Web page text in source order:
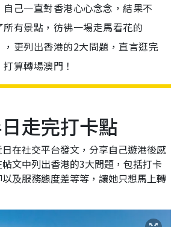
己一直對香港心心念念，結果不
所有景點，彷彿一場走馬看花的
，更列出香港的2大問題，直言逛完
算轉場澳門！
走完打卡點
在社交平台發文，分享自己遊港後感
文中列出香港的3大問題，包括打卡
及服務態度差等等，讓她只想馬上轉